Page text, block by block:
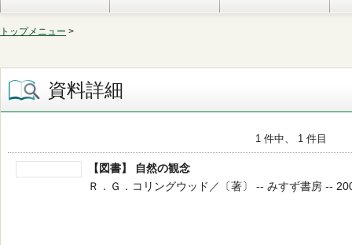
トップメニュー >
資料詳細
1 件中、 1 件目
【図書】 自然の観念
Ｒ．Ｇ．コリングウッド／〔著〕 -- みすず書房 --